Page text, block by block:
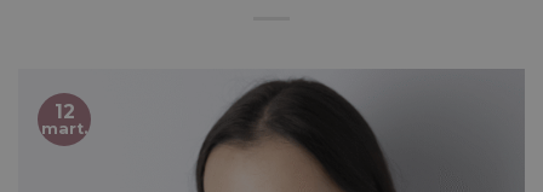
12
mart.